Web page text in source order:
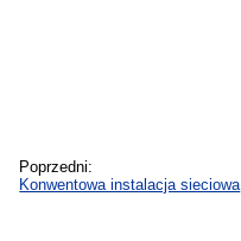
Poprzedni:
Konwentowa instalacja sieciowa